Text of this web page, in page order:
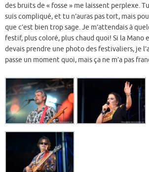
des bruits de « fosse » me laissent perplexe.
suis compliqué, et tu n’auras pas tort, mais
que c’est bien trop sage. Je m’attendais à
festif, plus coloré, plus chaud quoi! Si la Mano
devais prendre une photo des festivaliers, je
passe un moment quoi, mais ça ne m’a pas